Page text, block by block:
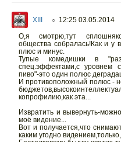
XIII ○ 12:25 03.05.2014
О,я смотрю,тут
общества собралась!Как и у
плюс и минус.
Тупые комедишки в
спец.эффектами,с уровнем
пиво"-это один полюс
И противоположный полюс -
копрофилию,как эта...
Извратить и вывернуть-
моё видение...
Вот и получается,что
каким угодно